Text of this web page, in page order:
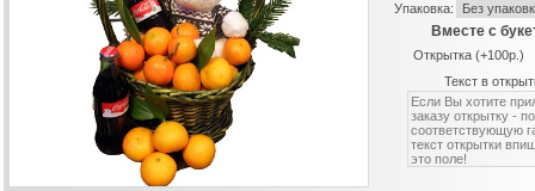
Упаковка:
Вместе с
Открытка (+100р.)
Текст в